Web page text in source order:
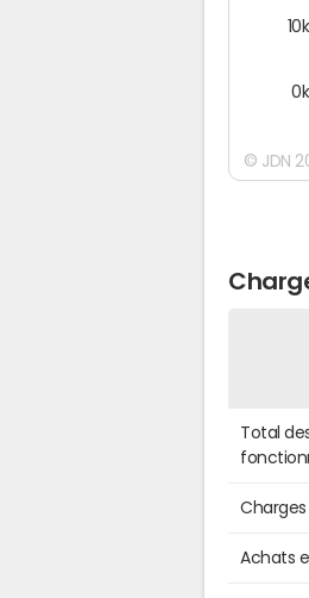
0k
10k
© JDN
Total
Charges
Achats